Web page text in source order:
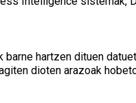
barne hartzen dituen
dioten arazoak